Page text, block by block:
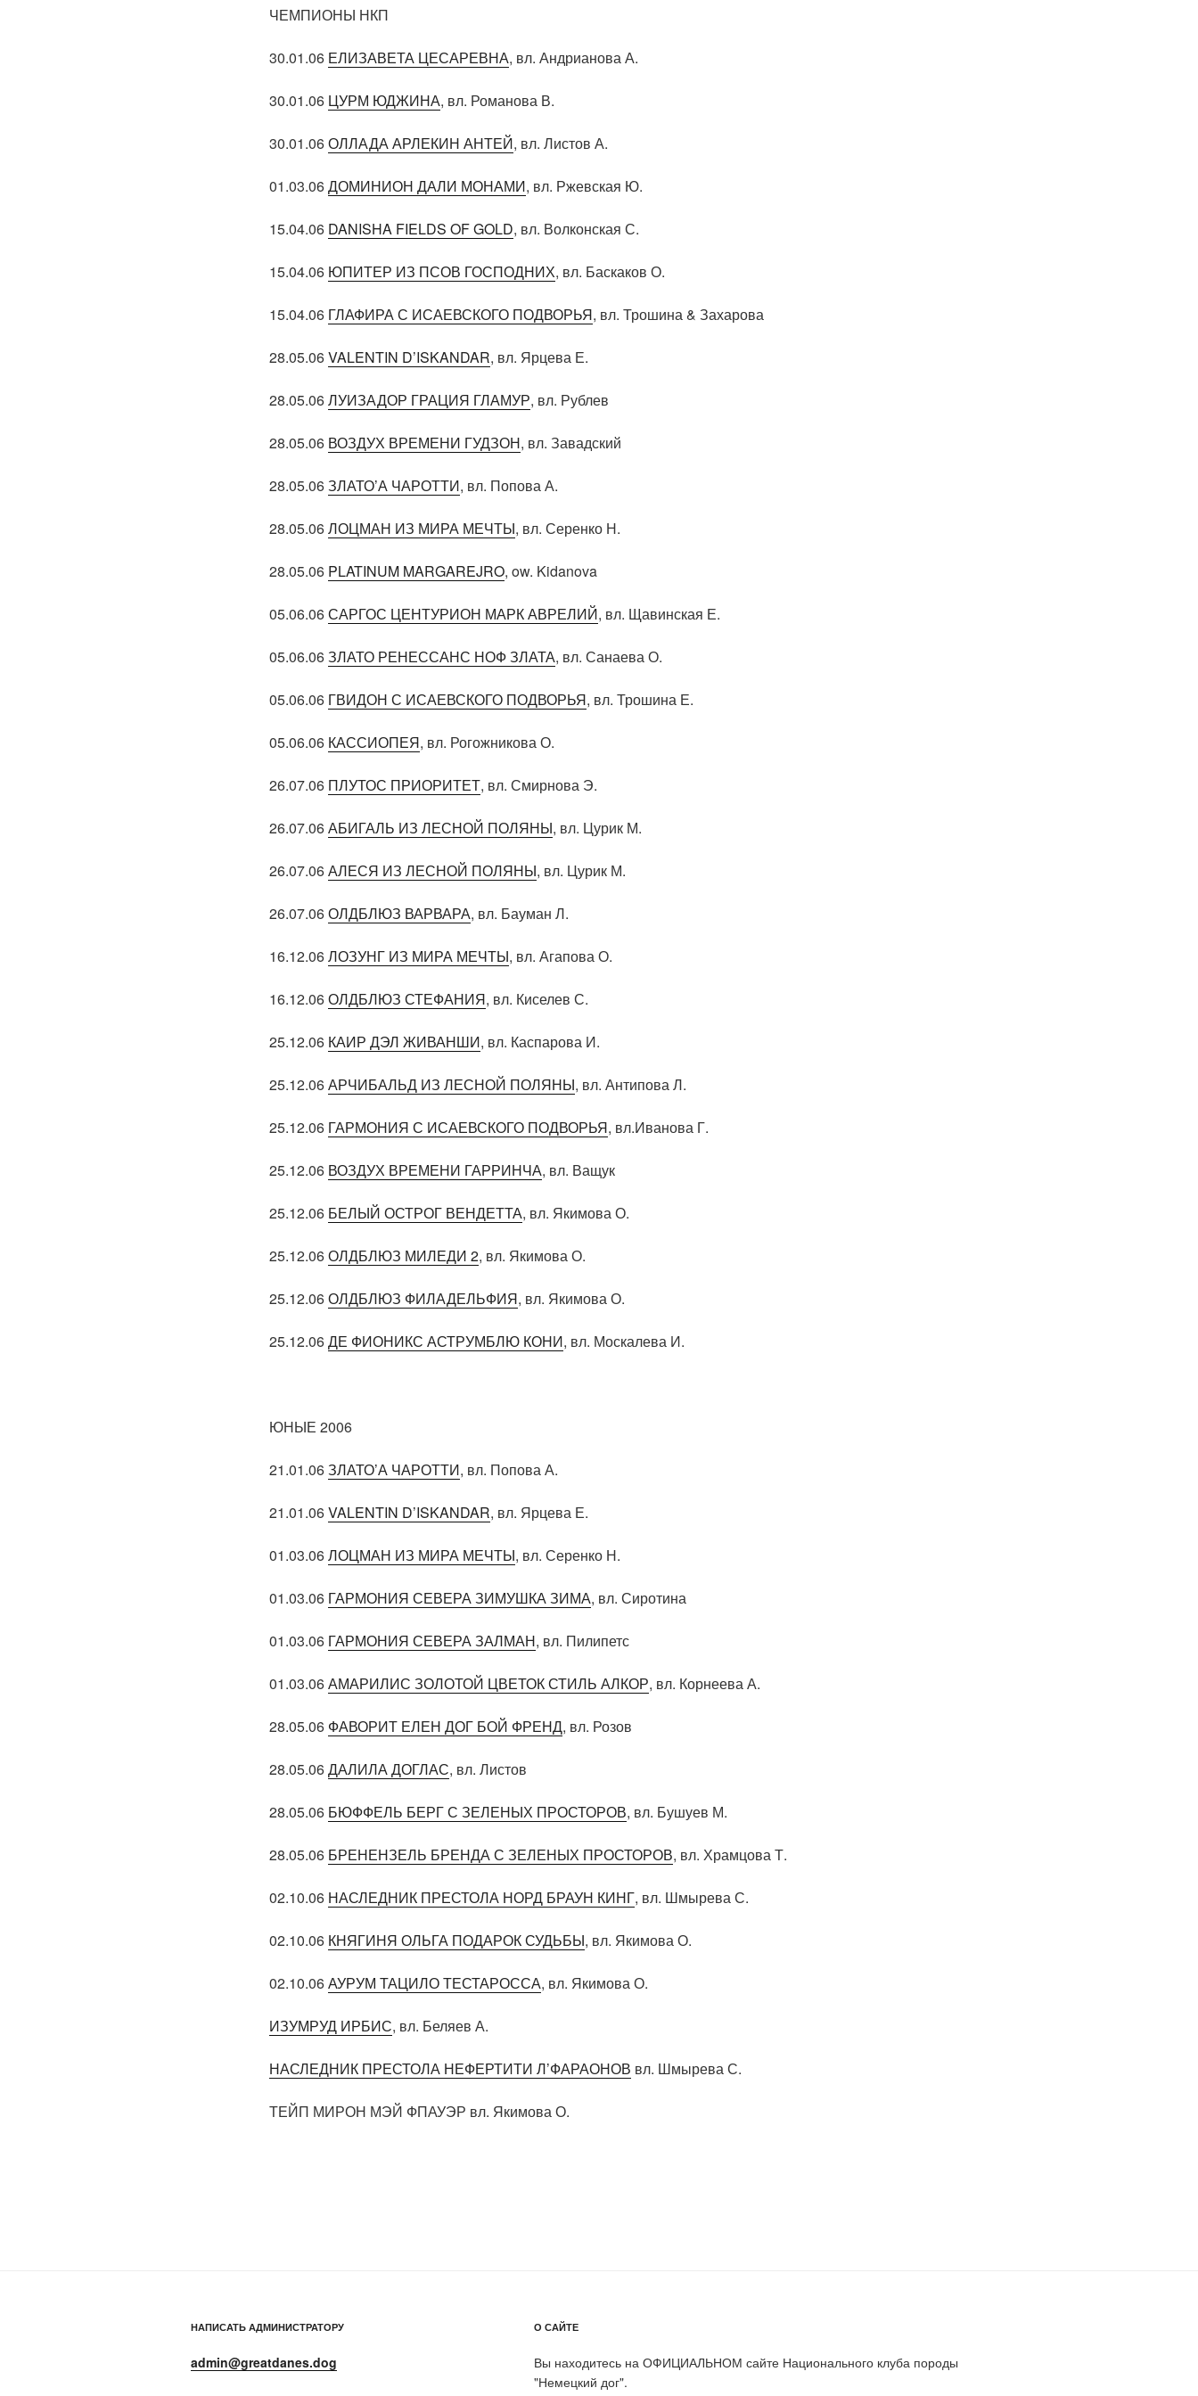
ЧЕМПИОНЫ НКП
30.01.06 ЕЛИЗАВЕТА ЦЕСАРЕВНА, вл. Андрианова А.
30.01.06 ЦУРМ ЮДЖИНА, вл. Романова В.
30.01.06ОЛЛАДА АРЛЕКИН АНТЕЙ, вл. Листов А.
01.03.06ДОМИНИОН ДАЛИ МОНАМИ, вл. Ржевская Ю.
15.04.06 DANISHA FIELDS OF GOLD, вл. Волконская С.
15.04.06 ЮПИТЕР ИЗ ПСОВ ГОСПОДНИХ, вл. Баскаков О.
15.04.06 ГЛАФИРА С ИСАЕВСКОГО ПОДВОРЬЯ, вл. Трошина & Захарова
28.05.06VALENTIN D’ISKANDAR, вл. Ярцева Е.
28.05.06ЛУИЗАДОР ГРАЦИЯ ГЛАМУР, вл. Рублев
28.05.06 ВОЗДУХ ВРЕМЕНИ ГУДЗОН, вл. Завадский
28.05.06ЗЛАТО’А ЧАРОТТИ, вл. Попова А.
28.05.06ЛОЦМАН ИЗ МИРА МЕЧТЫ, вл. Серенко Н.
28.05.06 PLATINUM MARGAREJRO, ow. Kidanova
05.06.06САРГОС ЦЕНТУРИОН МАРК АВРЕЛИЙ, вл. Щавинская Е.
05.06.06ЗЛАТО РЕНЕССАНС НОФ ЗЛАТА, вл. Санаева О.
05.06.06 ГВИДОН С ИСАЕВСКОГО ПОДВОРЬЯ, вл. Трошина Е.
05.06.06 КАССИОПЕЯ, вл. Рогожникова О.
26.07.06 ПЛУТОС ПРИОРИТЕТ, вл. Смирнова Э.
26.07.06АБИГАЛЬ ИЗ ЛЕСНОЙ ПОЛЯНЫ, вл. Цурик М.
26.07.06АЛЕСЯ ИЗ ЛЕСНОЙ ПОЛЯНЫ, вл. Цурик М.
26.07.06ОЛДБЛЮЗ ВАРВАРА, вл. Бауман Л.
16.12.06ЛОЗУНГ ИЗ МИРА МЕЧТЫ, вл. Агапова О.
16.12.06ОЛДБЛЮЗ СТЕФАНИЯ, вл. Киселев С.
25.12.06 КАИР ДЭЛ ЖИВАНШИ, вл. Каспарова И.
25.12.06АРЧИБАЛЬД ИЗ ЛЕСНОЙ ПОЛЯНЫ, вл. Антипова Л.
25.12.06 ГАРМОНИЯ С ИСАЕВСКОГО ПОДВОРЬЯ, вл.Иванова Г.
25.12.06 ВОЗДУХ ВРЕМЕНИ ГАРРИНЧА, вл. Ващук
25.12.06 БЕЛЫЙ ОСТРОГ ВЕНДЕТТА, вл. Якимова О.
25.12.06ОЛДБЛЮЗ МИЛЕДИ 2, вл. Якимова О.
25.12.06ОЛДБЛЮЗ ФИЛАДЕЛЬФИЯ, вл. Якимова О.
25.12.06ДЕ ФИОНИКС АСТРУМБЛЮ КОНИ, вл. Москалева И.
ЮНЫЕ 2006
21.01.06ЗЛАТО’А ЧАРОТТИ, вл. Попова А.
21.01.06VALENTIN D’ISKANDAR, вл. Ярцева Е.
01.03.06ЛОЦМАН ИЗ МИРА МЕЧТЫ, вл. Серенко Н.
01.03.06 ГАРМОНИЯ СЕВЕРА ЗИМУШКА ЗИМА, вл. Сиротина
01.03.06 ГАРМОНИЯ СЕВЕРА ЗАЛМАН, вл. Пилипетс
01.03.06АМАРИЛИС ЗОЛОТОЙ ЦВЕТОК СТИЛЬ АЛКОР, вл. Корнеева А.
28.05.06 ФАВОРИТ ЕЛЕН ДОГ БОЙ ФРЕНД, вл. Розов
28.05.06ДАЛИЛА ДОГЛАС, вл. Листов
28.05.06 БЮФФЕЛЬ БЕРГ С ЗЕЛЕНЫХ ПРОСТОРОВ, вл. Бушуев М.
28.05.06 БРЕНЕНЗЕЛЬ БРЕНДА С ЗЕЛЕНЫХ ПРОСТОРОВ, вл. Храмцова Т.
02.10.06 НАСЛЕДНИК ПРЕСТОЛА НОРД БРАУН КИНГ, вл. Шмырева С.
02.10.06 КНЯГИНЯ ОЛЬГА ПОДАРОК СУДЬБЫ, вл. Якимова О.
02.10.06АУРУМ ТАЦИЛО ТЕСТАРОССА, вл. Якимова О.
ИЗУМРУД ИРБИС, вл. Беляев А.
НАСЛЕДНИК ПРЕСТОЛА НЕФЕРТИТИ Л’ФАРАОНОВ вл. Шмырева С.
ТЕЙП МИРОН МЭЙ ФПАУЭР вл. Якимова О.
НАПИСАТЬ АДМИНИСТРАТОРУ
admin@greatdanes.dog
О САЙТЕ
Вы находитесь на ОФИЦИАЛЬНОМ сайте Национального клуба породы
"Немецкий дог".